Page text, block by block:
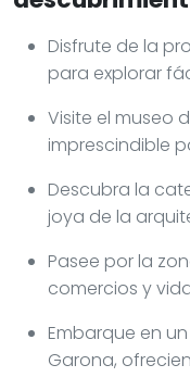
Disfrute de la
para explorar
Visite el museo
imprescindible
Descubra la
joya de la
Pasee por la
comercios y
Embarque en
Garona,